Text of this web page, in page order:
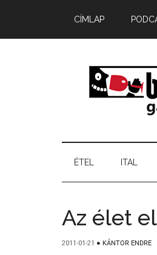
CÍMLAP
ÉTEL ITAL
Az élet
2011-01-21 ● KÁNTOR ENDRE